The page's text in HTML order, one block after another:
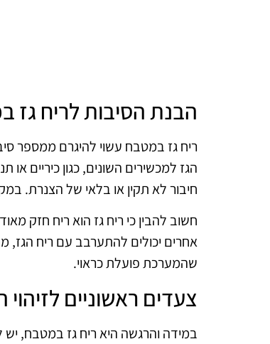
הבנת הסיבות לריח גז
ריח גז במטבח עשוי להיגרם ממספר
הגז למכשירים השונים, כגון כיריים או
חיבור לא תקין או בלאי של הצנרת.
חשוב להבין כי ריח גז הוא ריח חזק
אחרים יכולים להתערבב עם ריח הגז,
שהמערכת פועלת כראוי.
צעדים ראשוניים לזיהוי
במידה והרגשה היא ריח גז במטבח, יש